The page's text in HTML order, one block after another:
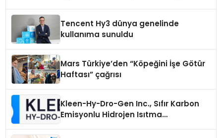
Tencent Hy3 dünya genelinde
kullanıma sunuldu
Mars Türkiye’den “Köpeğini İşe Götür
Haftası” çağrısı
Kleen-Hy-Dro-Gen Inc., Sıfır Karbon
Emisyonlu Hidrojen Isıtma